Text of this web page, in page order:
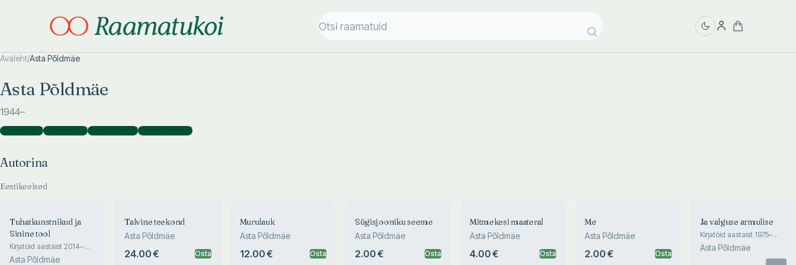
Avaleht/Asta Põldmäe
Asta Põldmäe
1944–
Autorina )Tõlkijana )Koostajana )Kaasautorina )
Autorina
Eestikeelsed
Tuhatkunstnikud ja
Sinine tool
Kirjatöid aastaist 2014–
2025
Asta Põldmäe
Talvine teekond
Asta Põldmäe
24.00 € Osta
Murulauk
Asta Põldmäe
12.00 € Osta
Sügisjooniku seeme
Asta Põldmäe
2.00 € Osta
Mitmekesi maateral
Asta Põldmäe
4.00 € Osta
Me
Asta Põldmäe
2.00 € Osta
Ja valguse armulise
Kirjatöid aastaist 1975–
2013
Asta Põldmäe